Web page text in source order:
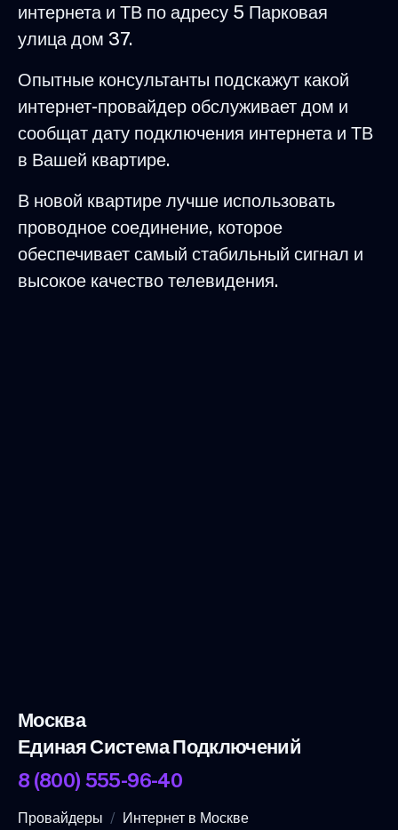
интернета и ТВ по адресу 5 Парковая
улица дом 37.
Опытные консультанты подскажут какой
интернет-провайдер обслуживает дом и
сообщат дату подключения интернета и ТВ
в Вашей квартире.
В новой квартире лучше использовать
проводное соединение, которое
обеспечивает самый стабильный сигнал и
высокое качество телевидения.
Москва
Единая Система Подключений
8 (800) 555-96-40
Провайдеры
Интернет в Москве